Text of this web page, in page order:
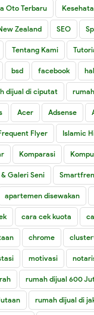
Oto Terbaru
Zealand SEO
Tentang Kami
bsd facebook
dijual di ciputat
Acer Adsense
Flyer Islamic
Komparasi
Galeri Seni Smartfren
apartemen disewakan
cara cek kuota
chrome
motivasi
rumah dijual 600
rumah dijual di